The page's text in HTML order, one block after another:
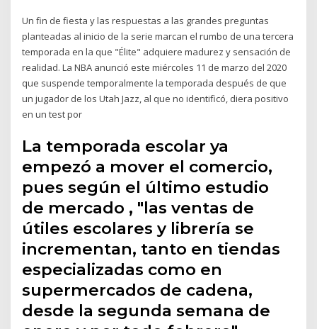
Un fin de fiesta y las respuestas a las grandes preguntas
planteadas al inicio de la serie marcan el rumbo de una tercera
temporada en la que "Élite" adquiere madurez y sensación de
realidad. La NBA anunció este miércoles 11 de marzo del 2020
que suspende temporalmente la temporada después de que
un jugador de los Utah Jazz, al que no identificó, diera positivo
en un test por
La temporada escolar ya
empezó a mover el comercio,
pues según el último estudio
de mercado , "las ventas de
útiles escolares y librería se
incrementan, tanto en tiendas
especializadas como en
supermercados de cadena,
desde la segunda semana de